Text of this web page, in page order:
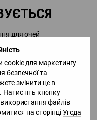
cookie для маркетингу
безпечної та
змінити це в
кнопку
файлів
на сторінціУгода
для очей
30 мм
вашу стрільбу легкою та